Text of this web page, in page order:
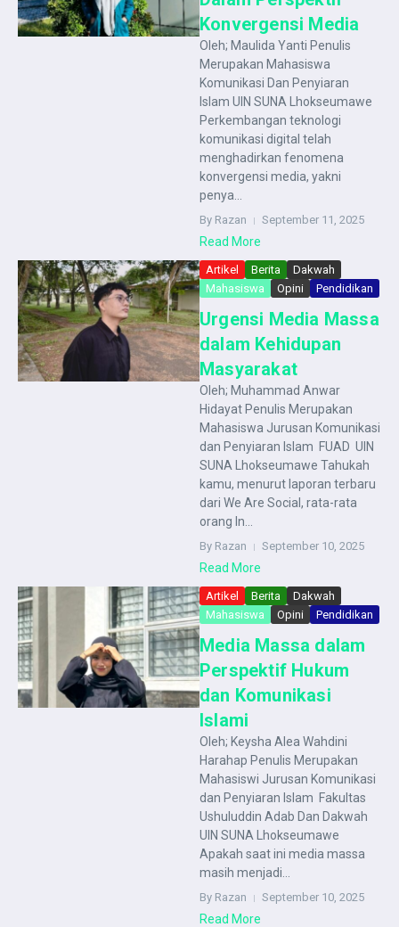
Konvergensi Media
Oleh; Maulida Yanti Penulis
Merupakan Mahasiswa
Komunikasi Dan Penyiaran
Islam UIN SUNA Lhokseumawe
Perkembangan teknologi
komunikasi digital telah
menghadirkan fenomena
konvergensi media, yakni
penya...
By Razan September 11, 2025
Read More
Artikel Berita
Dakwah
Mahasiswa
Opini Pendidikan
Urgensi Media Massa
dalam Kehidupan
Masyarakat
Oleh; Muhammad Anwar
Hidayat Penulis Merupakan
Mahasiswa Jurusan Komunikasi
dan Penyiaran Islam FUAD UIN
SUNA Lhokseumawe Tahukah
kamu, menurut laporan terbaru
dari We Are Social, rata-rata
orang In...
By Razan September 10, 2025
Read More
Artikel Berita
Dakwah
Mahasiswa
Opini Pendidikan
Media Massa dalam
Perspektif Hukum
dan Komunikasi
Islami
Oleh; Keysha Alea Wahdini
Harahap Penulis Merupakan
Mahasiswi Jurusan Komunikasi
dan Penyiaran Islam Fakultas
Ushuluddin Adab Dan Dakwah
UIN SUNA Lhokseumawe
Apakah saat ini media massa
masih menjadi...
By Razan September 10, 2025
Read More